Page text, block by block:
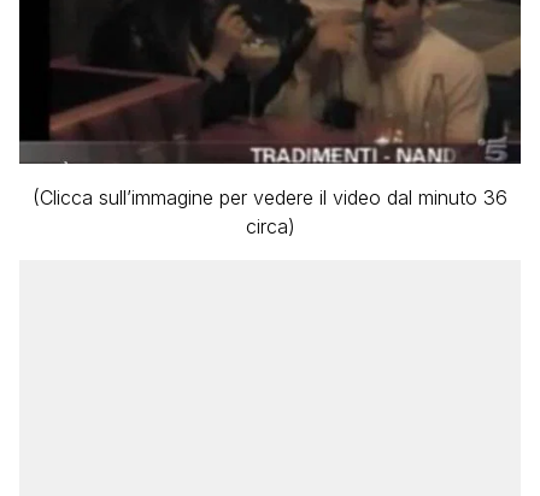
(Clicca sull’immagine per vedere il video dal minuto 36
circa)